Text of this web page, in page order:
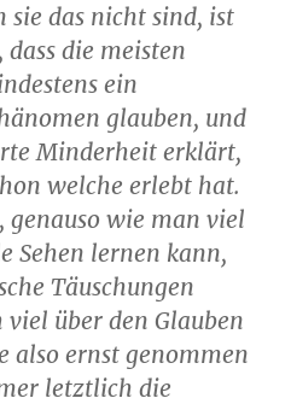
sie das nicht sind, ist
die meisten
ein
glauben, und
Minderheit erklärt,
welche erlebt hat.
genauso wie man viel
Sehen lernen kann,
Täuschungen
viel über den Glauben
also ernst genommen
letztlich die